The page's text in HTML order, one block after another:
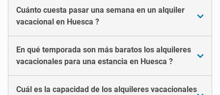
Cuánto cuesta pasar una semana en un alquiler
vacacional en Huesca ?
En qué temporada son más baratos los alquileres
vacacionales para una estancia en Huesca ?
Cuál es la capacidad de los alquileres vacacionales